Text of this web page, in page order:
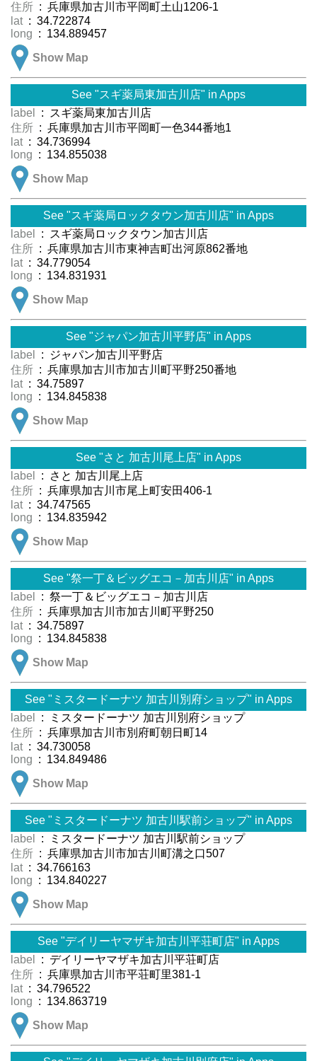
住所 : 兵庫県加古川市平岡町土山1206-1
lat : 34.722874
long : 134.889457
Show Map
See "スギ薬局東加古川店" in Apps
label
: スギ薬局東加古川店
住所 : 兵庫県加古川市平岡町一色344番地1
lat : 34.736994
long : 134.855038
Show Map
See "スギ薬局ロックタウン加古川店" in Apps
label
: スギ薬局ロックタウン加古川店
住所 : 兵庫県加古川市東神吉町出河原862番地
lat : 34.779054
long : 134.831931
Show Map
See "ジャパン加古川平野店" in Apps
label
: ジャパン加古川平野店
住所 : 兵庫県加古川市加古川町平野250番地
lat : 34.75897
long : 134.845838
Show Map
See "さと 加古川尾上店" in Apps
label
: さと 加古川尾上店
住所 : 兵庫県加古川市尾上町安田406-1
lat : 34.747565
long : 134.835942
Show Map
See "祭一丁＆ビッグエコ－加古川店" in Apps
label
: 祭一丁＆ビッグエコ－加古川店
住所 : 兵庫県加古川市加古川町平野250
lat : 34.75897
long : 134.845838
Show Map
See "ミスタードーナツ 加古川別府ショップ" in Apps
label
: ミスタードーナツ 加古川別府ショップ
住所 : 兵庫県加古川市別府町朝日町14
lat : 34.730058
long : 134.849486
Show Map
See "ミスタードーナツ 加古川駅前ショップ" in Apps
label
: ミスタードーナツ 加古川駅前ショップ
住所 : 兵庫県加古川市加古川町溝之口507
lat : 34.766163
long : 134.840227
Show Map
See "デイリーヤマザキ加古川平荘町店" in Apps
label
: デイリーヤマザキ加古川平荘町店
住所 : 兵庫県加古川市平荘町里381-1
lat : 34.796522
long : 134.863719
Show Map